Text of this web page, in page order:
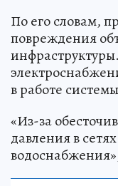
По его словам,
повреждения
в работе
«Из-за
давления в